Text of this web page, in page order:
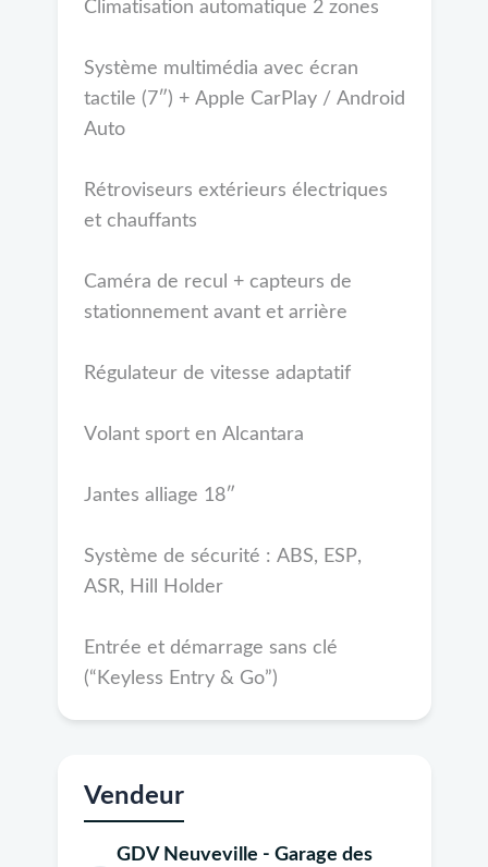
Climatisation automatique 2 zones
Système multimédia avec écran
tactile (7″) + Apple CarPlay / Android
Auto
Rétroviseurs extérieurs électriques
et chauffants
Caméra de recul + capteurs de
stationnement avant et arrière
Régulateur de vitesse adaptatif
Volant sport en Alcantara
Jantes alliage 18″
Système de sécurité : ABS, ESP,
ASR, Hill Holder
Entrée et démarrage sans clé
(“Keyless Entry & Go”)
Vendeur
GDV Neuveville - Garage des